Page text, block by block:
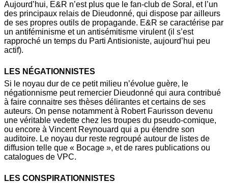
Aujourd’hui, E&R n’est plus que le fan-club de Soral, et l’un
des principaux relais de Dieudonné, qui dispose par ailleurs
de ses propres outils de propagande. E&R se caractérise par
un antiféminisme et un antisémitisme virulent (il s’est
rapproché un temps du Parti Antisioniste, aujourd’hui peu
actif).
LES NÉGATIONNISTES
Si le noyau dur de ce petit milieu n’évolue guère, le
négationnisme peut remercier Dieudonné qui aura contribué
à faire connaitre ses thèses délirantes et certains de ses
auteurs. On pense notamment à Robert Faurisson devenu
une véritable vedette chez les troupes du pseudo-comique,
ou encore à Vincent Reynouard qui a pu étendre son
auditoire. Le noyau dur reste regroupé autour de listes de
diffusion telle que « Bocage », et de rares publications ou
catalogues de VPC.
LES CONSPIRATIONNISTES